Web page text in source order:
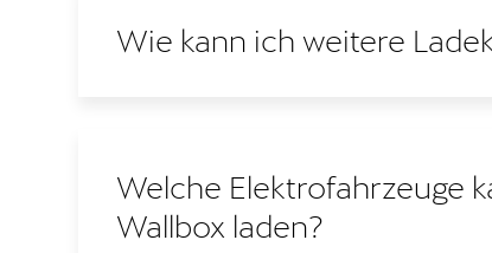
Wie kann ich weitere
Welche Elektrofahrzeuge
Wallbox laden?